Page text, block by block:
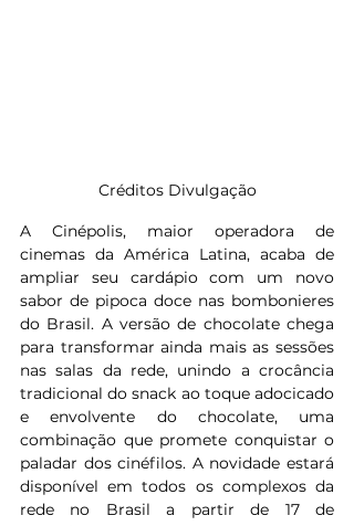
Créditos Divulgação
A Cinépolis, maior operadora de
cinemas da América Latina, acaba de
ampliar seu cardápio com um novo
sabor de pipoca doce nas bombonieres
do Brasil. A versão de chocolate chega
para transformar ainda mais as sessões
nas salas da rede, unindo a crocância
tradicional do snack ao toque adocicado
e envolvente do chocolate, uma
combinação que promete conquistar o
paladar dos cinéfilos. A novidade estará
disponível em todos os complexos da
rede no Brasil a partir de 17 de